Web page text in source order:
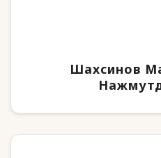
Шахсинов